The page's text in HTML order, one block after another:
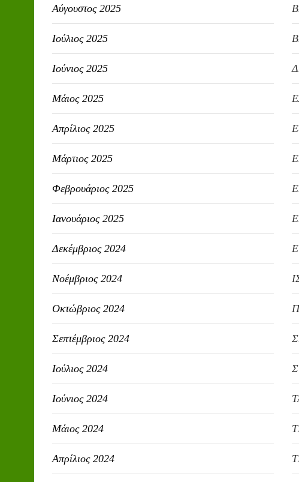
Αύγουστος 2025
Ιούλιος 2025
Ιούνιος 2025
Μάιος 2025
Απρίλιος 2025
Μάρτιος 2025
Φεβρουάριος 2025
Ιανουάριος 2025
Δεκέμβριος 2024
Νοέμβριος 2024
Οκτώβριος 2024
Σεπτέμβριος 2024
Ιούλιος 2024
Ιούνιος 2024
Μάιος 2024
Απρίλιος 2024